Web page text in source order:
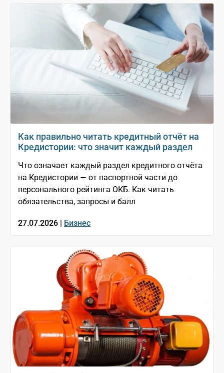
Как правильно читать кредитный отчёт на
Кредистории: что значит каждый раздел
Что означает каждый раздел кредитного отчёта
на Кредистории — от паспортной части до
персонального рейтинга ОКБ. Как читать
обязательства, запросы и балл
27.07.2026 | Бизнес